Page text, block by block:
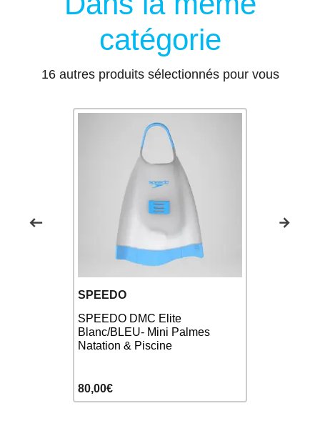
catégorie
16 autres produits sélectionnés pour vous
SPEEDO
SPEEDO DMC Elite
Blanc/BLEU- Mini Palmes
Natation & Piscine
80,00€